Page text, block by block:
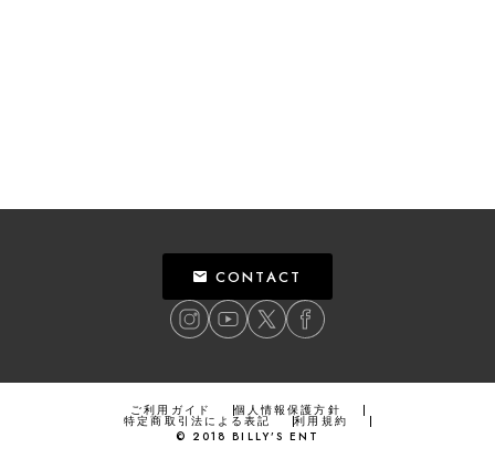
CONTACT
ご利用ガイド 個人情報保護方針
特定商取引法による表記
利用規約
© 2018 BILLY’S ENT